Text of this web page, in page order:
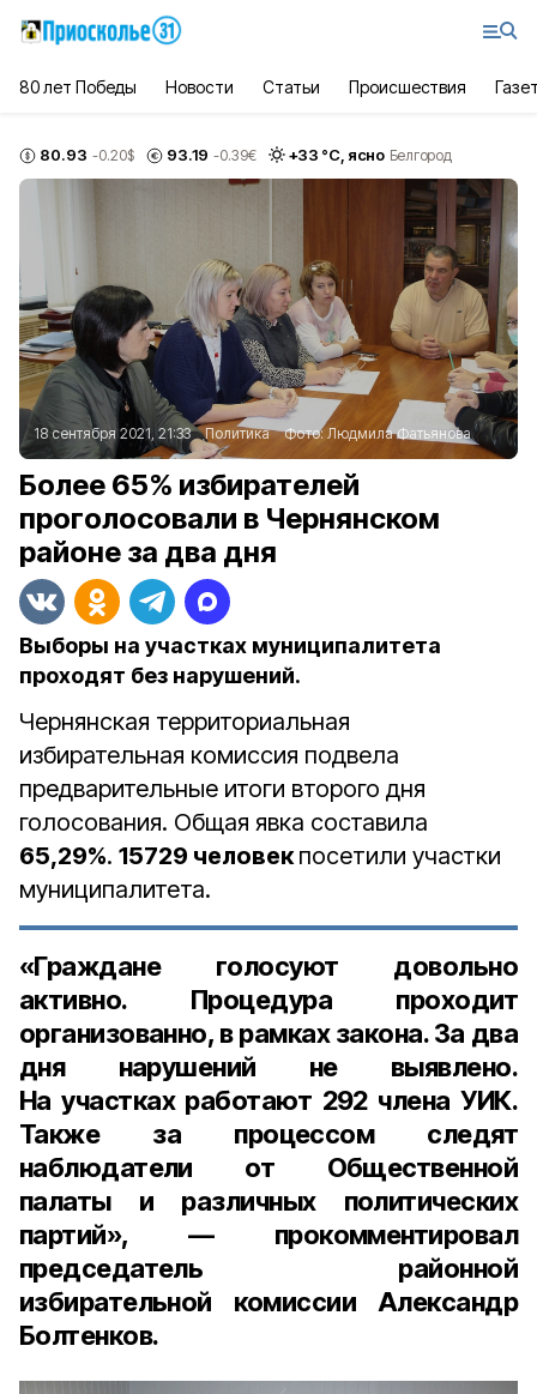
80 лет Победы Новости Статьи Происшествия
80.93 -0.20$ 93.19 -0.39€ +33 °С, ясно Белгород
18 сентября 2021, 21:33 Политика Фото: Людмила Фатьянова
Более 65% избирателей
проголосовали в Чернянском
районе за два дня
Выборы на участках муниципалитета
проходят без нарушений.
Чернянская территориальная
избирательная комиссия подвела
предварительные итоги второго дня
голосования. Общая явка составила
65,29%. 15729 человекпосетили участки
муниципалитета.
«Граждане голосуют довольно
активно. Процедура проходит
организованно, в рамках закона. За два
дня нарушений не выявлено.
На участках работают 292 члена УИК.
Также за процессом следят
наблюдатели от Общественной
палаты и различных политических
партий», — прокомментировал
председатель районной
избирательной комиссии Александр
Болтенков.